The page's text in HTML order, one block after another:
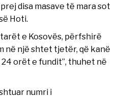
disa masave të mara sot
Hoti.
e Kosovës, përfshirë
në një shtet tjetër, që kanë
orët e fundit”, thuhet në
numri i